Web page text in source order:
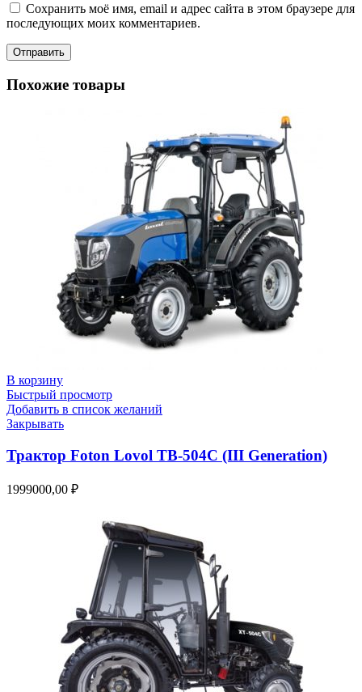
Сохранить моё имя, email и адрес сайта в этом браузере для
последующих моих комментариев.
Похожие товары
В корзину
Быстрый просмотр
Добавить в список желаний
Закрывать
Трактор Foton Lovol TB-504C (III Generation)
1999000,00 ₽